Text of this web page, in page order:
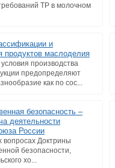
ТР в молочном
и
продуктов маслоделия
производства
предопределяют
как по сос...
безопасность –
деятельности
России
вопросах Доктрины
безопасности,
хо...